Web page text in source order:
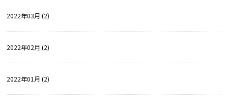
2022年03月 (2)
2022年02月 (2)
2022年01月 (2)